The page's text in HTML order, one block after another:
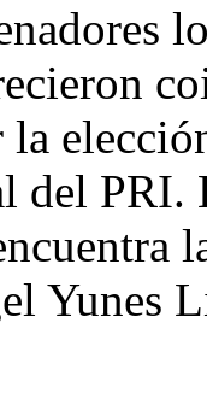
del PRI.
Yunes